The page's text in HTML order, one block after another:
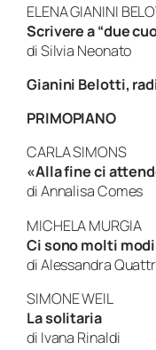
ELENA GIANINI
Scrivere a “due
di Silvia Neonato
Gianini Belotti,
PRIMOPIANO
CARLA SIMONS
«Alla fine ci
di Annalisa Comes
MICHELA MURGIA
Ci sono molti
di Alessandra
SIMONE WEIL
La solitaria
di Ivana Rinaldi